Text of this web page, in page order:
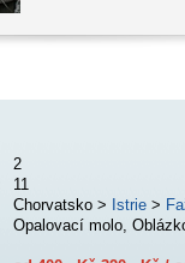
2
11
Chorvatsko > Istrie >
Opalovací molo,